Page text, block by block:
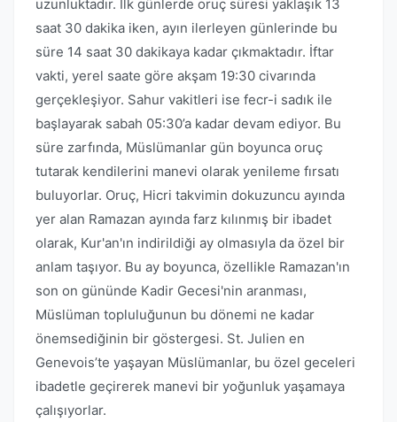
uzunluktadır. İlk günlerde oruç süresi yaklaşık 13
saat 30 dakika iken, ayın ilerleyen günlerinde bu
süre 14 saat 30 dakikaya kadar çıkmaktadır. İftar
vakti, yerel saate göre akşam 19:30 civarında
gerçekleşiyor. Sahur vakitleri ise fecr-i sadık ile
başlayarak sabah 05:30’a kadar devam ediyor. Bu
süre zarfında, Müslümanlar gün boyunca oruç
tutarak kendilerini manevi olarak yenileme fırsatı
buluyorlar. Oruç, Hicri takvimin dokuzuncu ayında
yer alan Ramazan ayında farz kılınmış bir ibadet
olarak, Kur'an'ın indirildiği ay olmasıyla da özel bir
anlam taşıyor. Bu ay boyunca, özellikle Ramazan'ın
son on gününde Kadir Gecesi'nin aranması,
Müslüman topluluğunun bu dönemi ne kadar
önemsediğinin bir göstergesi. St. Julien en
Genevois’te yaşayan Müslümanlar, bu özel geceleri
ibadetle geçirerek manevi bir yoğunluk yaşamaya
çalışıyorlar.